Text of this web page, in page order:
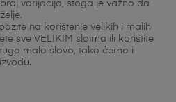
varijacija, stoga je važno da
na korištenje velikih i malih
sve VELIKIM sloima ili koristite
malo slovo, tako ćemo i